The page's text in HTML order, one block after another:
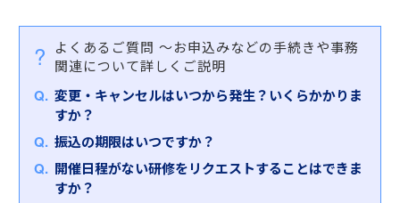
また、マニュアル作成では、作成のために業務を整
理し、見える化・標準化することで、仕事の中の
「ムリ」「ムダ」「ムラ」や自分なりの工夫に気づ
くことができます。そのうえで「働き方改革」や
「ＲＰＡ化（自動化）」につなげる方法をお伝えい
たします。
※インソース公開講座はオンラインでも開催しており
ます。
現場に合った様式を考えるなど、属人化を防ぐ業務
標準化スキルを習得します。
お客さまのご受講の目的に合わせて、ラインナップ
からお選びください。
業務改善・マニュアル作成研修ラインナップ
とはいえ「なかなか選べない」とお悩みのお客さま
しい方
・いつのまにか計画が曖昧になり終わってしまう方
本研修では、業務改善の流れを９つのステップに分
け、それぞれのポイントを学ぶことで、確実に業務
改善を実行し成功させるためのスキルを習得しま
す。ご自身の組織における改善テーマを選び、ステ
ップに沿って現状分析、真因追及、目標設定、対策
・部署内の業務改善活動を任されているリーダー・
管理職の方
・過去に業務改善活動が停滞した経験のある方
・部門横断的な改善プロジェクトに携わる方
【研修内容・特徴】
業務改善活動が上手くいかない真の要因を突き止
め、実効性のある活動推進の手順やノウハウ、活動
に投じる人的リソースの捻出の仕方などを学んでい
すすめします。
【対象者】
・管理職あるいは現場リーダークラスの方
【研修内容・特徴】
本研修では、人材が流動化・多様化する中で、業務
効率化を図るための業務改善について考えていただ
きます。ただポイントを抑えるだけではなく、「ス
よくあるご質問 ～お申込みなどの手続きや事務
関連について詳しくご説明
変更・キャンセルはいつから発生？いくらかかりま
すか？
振込の期限はいつですか？
開催日程がない研修をリクエストすることはできま
すか？